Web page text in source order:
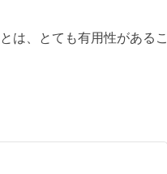
は、とても有用性があるこ